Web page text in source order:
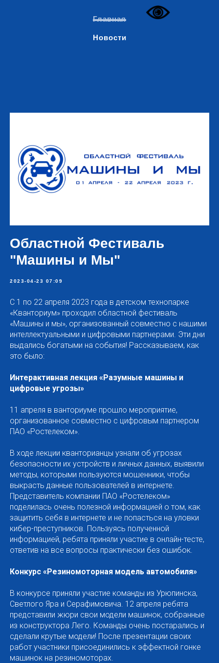
Главная
Новости
Областной Фестиваль
"Машины и Мы"
2023-04-23 07:09
С 1 по 22 апреля 2023 года в детском технопарке
«Кванториум» проходил областной фестиваль
«Машины и мы», организованный совместно с нашими
интеллектуальными и цифровыми партнерами. Эти дни
выдались богатыми на события! Рассказываем, как
это было:
Интерактивная лекция «Разумные машины и
цифровые угрозы»
11 апреля в ванториуме прошло мероприятие,
организованное совместно с цифровым партнером
ПАО «Ростелеком».
В ходе лекции кванторианцы узнали об угрозах
безопасности их устройств и личных данных, выявили
методы, которыми пользуются мошенники, чтобы
выкрасть данные пользователей в интернете.
Представитель компании ПАО «Ростелеком»
поделилась очень полезной информацией о том, как
защитить себя в интернете и не попасться на уловки
кибер-преступников. Пользуясь полученной
информацией, ребята приняли участие в онлайн-тесте,
ответив на все вопросы практически без ошибок.
Конкурс «Резиномоторная модель автомобиля»
В конкурсе приняли участие команды из Урюпинска,
Светлого Яра и Серафимовича. 12 апреля ребята
представили жюри свои модели машинок, собранные
из конструктора Лего. Команды очень постарались и
сделали крутые модели! После презентации своих
работ участники присоединились к эффектной гонке
машинок на резиномоторах.